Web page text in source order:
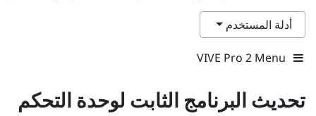
أدلة المستخدم
VIVE Pro 2 Menu
تحديث البرنامج الثابت لوحدة التحكم